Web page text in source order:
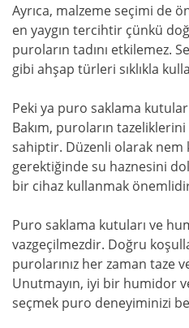
Ayrıca, malzeme seçimi de
en yaygın tercihtir çünkü
puroların tadını etkilemez.
gibi ahşap türleri sıklıkla
Peki ya puro saklama
Bakım, puroların
sahiptir. Düzenli olarak
gerektiğinde su haznesini
bir cihaz kullanmak
Puro saklama kutuları ve
vazgeçilmezdir. Doğru
purolarınız her zaman taze
Unutmayın, iyi bir humidor
seçmek puro deneyiminizi